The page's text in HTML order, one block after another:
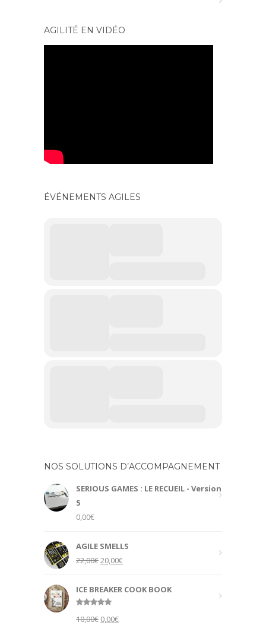
AGILITÉ EN VIDÉO
ÉVÉNEMENTS AGILES
NOS SOLUTIONS D’ACCOMPAGNEMENT
SERIOUS GAMES : LE RECUEIL - Version
5
0,00€
AGILE SMELLS
22,00€ Original
was:
22,00€.
20,00€Current
is:
ICE BREAKER COOK BOOK
out of 5
10,00€ Original
0,00€Current